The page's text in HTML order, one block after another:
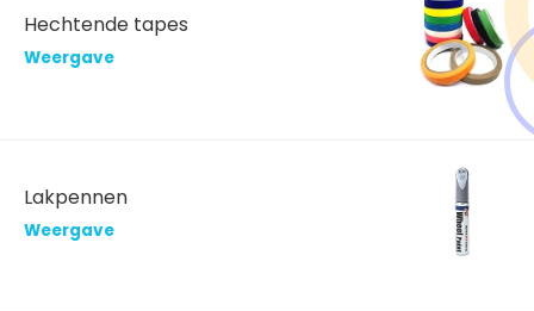
Hechtende tapes
Weergave
Lakpennen
Weergave